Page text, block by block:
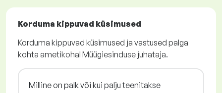
Korduma kippuvad küsimused
Korduma kippuvad küsimused ja vastused palga
kohta ametikohal Müügiesinduse juhataja.
Milline on palk või kui palju teenitakse